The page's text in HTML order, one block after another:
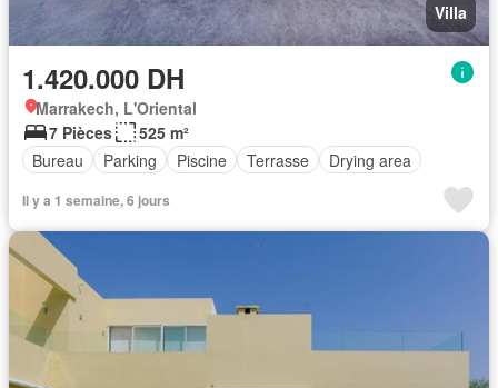
Villa
1.420.000 DH
Marrakech, L'Oriental
7 Pièces
525 m²
Bureau
Parking Piscine Terrasse Drying area
Il y a 1 semaine, 6 jours